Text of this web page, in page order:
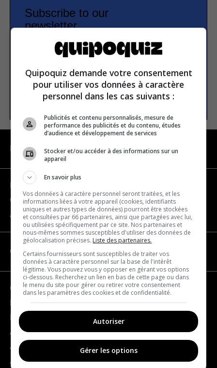
Subscribe to our
newsletter
Email address
SUBSCRIBE
NAVIGATION
Become a partner
Contact us
About us
CATEGORIES
Geography
France
Europe
Americas
Asia
Africa
Quipoquiz demande votre consentement
pour utiliser vos données à caractère
personnel dans les cas suivants :
Publicités et contenu personnalisés, mesure de
performance des publicités et du contenu, études
d’audience et développement de services
Stocker et/ou accéder à des informations sur un
appareil
En savoir plus
Vos données à caractère personnel seront traitées, et les
informations liées à votre appareil (cookies, identifiants
uniques et autres types de données) pourront être stockées
et consultées par 66 partenaires, ainsi que partagées avec lui,
ou utilisées spécifiquement par ce site. Nos partenaires et
nous-mêmes sommes susceptibles d'utiliser des données de
géolocalisation précises. Liste des partenaires.
Certains fournisseurs sont susceptibles de traiter vos
données à caractère personnel sur la base de l'intérêt
légitime. Vous pouvez vous y opposer en gérant vos options
ci-dessous. Recherchez un lien en bas de cette page ou dans
le menu du site pour gérer ou retirer votre consentement
dans les paramètres des cookies et de confidentialité.
Autoriser
Gérer les options